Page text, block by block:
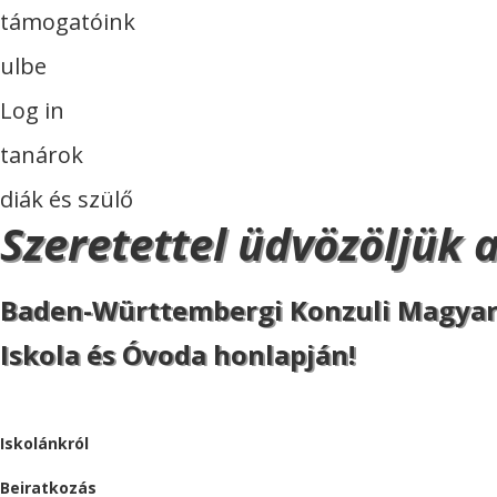
támogatóink
ulbe
Log in
tanárok
diák és szülő
Szeretettel üdvözöljük
Baden-Württembergi Konzuli Magyar
Iskola és Óvoda honlapján!
Iskolánkról
Beiratkozás